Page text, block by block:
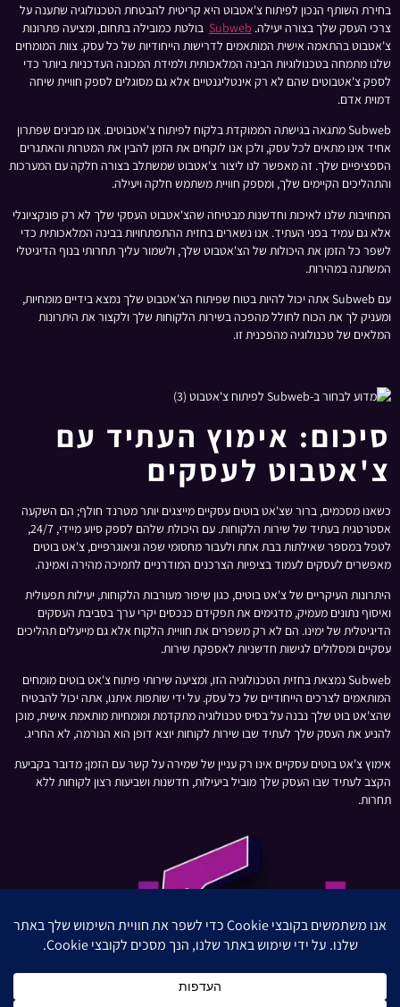
בחירת השותף הנכון לפיתוח צ'אטבוט היא קריטית להבטחת הטכנולוגיה שתענה על
צרכי העסק שלך בצורה יעילה. Subweb בולטת כמובילה בתחום, ומציעה פתרונות
צ'אטבוט בהתאמה אישית המותאמים לדרישות הייחודיות של כל עסק. צוות המומחים
שלנו מתמחה בטכנולוגיות הבינה המלאכותית ולמידת המכונה העדכניות ביותר כדי
לספק צ'אטבוטים שהם לא רק אינטליגנטיים אלא גם מסוגלים לספק חוויית שיחה
דמוית אדם.
Subweb מתגאה בגישתה הממוקדת בלקוח לפיתוח צ'אטבוטים. אנו מבינים שפתרון
אחיד אינו מתאים לכל עסק, ולכן אנו לוקחים את הזמן להבין את המטרות והאתגרים
הספציפיים שלך. זה מאפשר לנו ליצור צ'אטבוט שמשתלב בצורה חלקה עם המערכות
והתהליכים הקיימים שלך, ומספק חוויית משתמש חלקה ויעילה.
המחויבות שלנו לאיכות וחדשנות מבטיחה שהצ'אטבוט העסקי שלך לא רק פונקציונלי
אלא גם עמיד בפני העתיד. אנו נשארים בחזית ההתפתחויות בבינה המלאכותית כדי
לשפר כל הזמן את היכולות של הצ'אטבוט שלך, ולשמור עליך תחרותי בנוף הדיגיטלי
המשתנה במהירות.
עם Subweb אתה יכול להיות בטוח שפיתוח הצ'אטבוט שלך נמצא בידיים מומחיות,
ומעניק לך את הכוח לחולל מהפכה בשירות הלקוחות שלך ולקצור את היתרונות
המלאים של טכנולוגיה מהפכנית זו.
סיכום: אימוץ העתיד עם
צ'אטבוט לעסקים
כשאנו מסכמים, ברור שצ'אט בוטים עסקיים מייצגים יותר מטרנד חולף; הם השקעה
אסטרטגית בעתיד של שירות הלקוחות. עם היכולת שלהם לספק סיוע מיידי, 24/7,
לטפל במספר שאילתות בבת אחת ולעבור מחסומי שפה וגיאוגרפיים, צ'אט בוטים
מאפשרים לעסקים לעמוד בציפיות הצרכנים המודרניים לתמיכה מהירה ואמינה.
היתרונות העיקריים של צ'אט בוטים, כגון שיפור מעורבות הלקוחות, יעילות תפעולית
ואיסוף נתונים מעמיק, מדגימים את תפקידם כנכסים יקרי ערך בסביבת העסקים
הדיגיטלית של ימינו. הם לא רק משפרים את חוויית הלקוח אלא גם מייעלים תהליכים
עסקיים ומסלולים לגישות חדשניות לאספקת שירות.
Subweb נמצאת בחזית הטכנולוגיה הזו, ומציעה שירותי פיתוח צ'אט בוטים מומחים
המותאמים לצרכים הייחודיים של כל עסק. על ידי שותפות איתנו, אתה יכול להבטיח
שהצ'אט בוט שלך נבנה על בסיס טכנולוגיה מתקדמת ומומחיות מותאמת אישית, מוכן
להניע את העסק שלך לעתיד שבו שירות לקוחות יוצא דופן הוא הנורמה, לא החריג.
אימוץ צ'אט בוטים עסקיים אינו רק עניין של שמירה על קשר עם הזמן; מדובר בקביעת
הקצב לעתיד שבו העסק שלך מוביל ביעילות, חדשנות ושביעות רצון לקוחות ללא
תחרות.